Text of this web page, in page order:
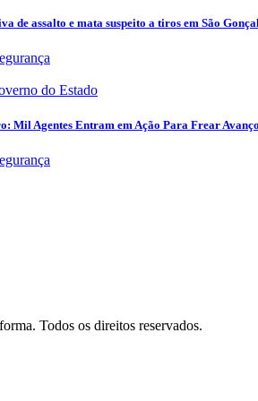
de assalto e mata suspeito a tiros em São
Mil Agentes Entram em Ação Para Frear
Todos os direitos reservados.